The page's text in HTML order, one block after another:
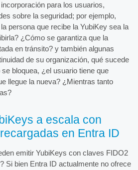
para los usuarios,
sobre la seguridad; por ejemplo,
persona que recibe la YubiKey sea la
¿Cómo se garantiza que la
en tránsito? y también algunas
de su organización, qué sucede
bloquea, ¿el usuario tiene que
llegue la nueva? ¿Mientras tanto
a escala con
en Entra ID
emitir YubiKeys con claves FIDO2
Si bien Entra ID actualmente no ofrece